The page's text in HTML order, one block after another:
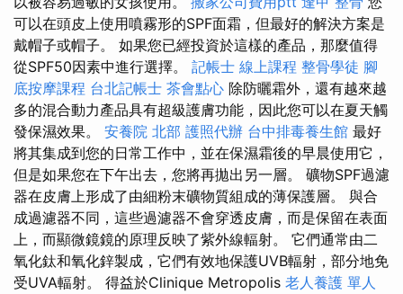
可以在頭皮上使用噴霧形的SPF面霜，但最好的解決方案是
戴帽子或帽子。 如果您已經投資於這樣的產品，那麼值得
從SPF50因素中進行選擇。 記帳士 線上課程 整骨學徒 腳
底按摩課程 台北記帳士 茶會點心 除防曬霜外，還有越來越
多的混合動力產品具有超級護膚功能，因此您可以在夏天觸
發保濕效果。 安養院 北部 護照代辦 台中排毒養生館 最好
將其集成到您的日常工作中，並在保濕霜後的早晨使用它，
但是如果您在下午出去，您將再拋出另一層。 礦物SPF過濾
器在皮膚上形成了由細粉末礦物質組成的薄保護層。 與合
成過濾器不同，這些過濾器不會穿透皮膚，而是保留在表面
上，而顯微鏡鏡的原理反映了紫外線輻射。 它們通常由二
氧化鈦和氧化鋅製成，它們有效地保護UVB輻射，部分地免
受UVA輻射。 得益於Clinique Metropolis 老人養護 單人